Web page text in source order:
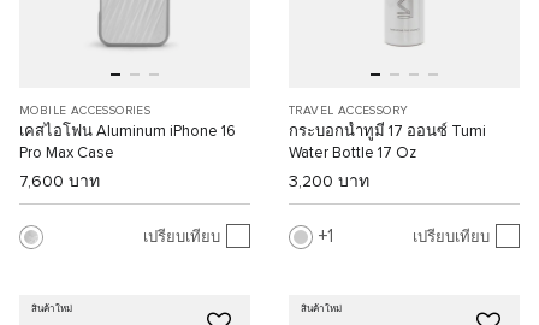
MOBILE ACCESSORIES
เคสไอโฟน Aluminum iPhone 16
Pro Max Case
7,600 บาท
เปรียบเทียบ
TRAVEL ACCESSORY
กระบอกน้ำทูมี่ 17 ออนซ์ Tumi
Water Bottle 17 Oz
3,200 บาท
1 เปรียบเทียบ
สินค้าใหม่ สินค้าใหม่